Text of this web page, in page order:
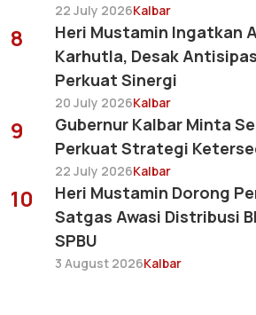
22 July 2026Kalbar
8
Heri Mustamin Ingatkan
Karhutla, Desak
Perkuat Sinergi
20 July 2026Kalbar
9
Gubernur Kalbar Minta
Perkuat Strategi
22 July 2026Kalbar
10
Heri Mustamin Dorong
Satgas Awasi Distribusi
SPBU
3 August 2026Kalbar